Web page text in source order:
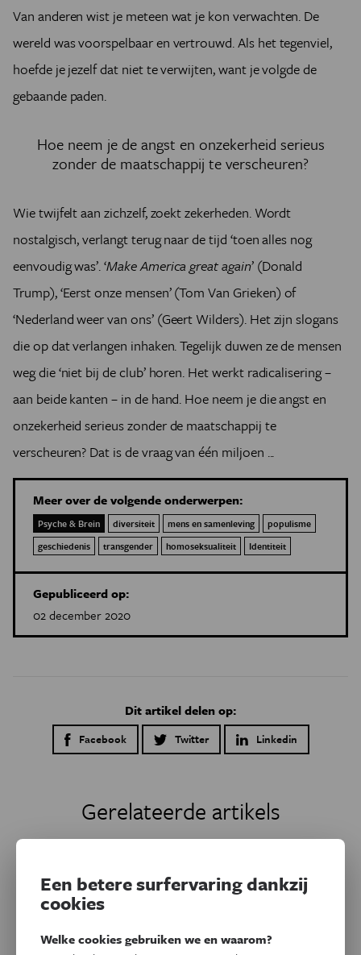
Van anderen wist je meteen wat je kon verwachten. De
wereld was voorspelbaar en vertrouwd. Als het tegenviel,
hoefde je jezelf dat niet te verwijten, want je volgde de
gebaande paden.
Hoe neem je de angst en onzekerheid serieus
zonder de maatschappij te verscheuren?
Wie twijfelt aan zichzelf, zoekt zekerheden. Wordt
nostalgisch, verlangt terug naar de tijd ‘toen alles nog
eenvoudig was’. ‘Make America great again’ (Donald
Trump), ‘Eerst onze mensen’ (Tom Van Grieken) of
‘Nederland weer van ons’ (Geert Wilders). Het zijn slogans
die op dat verlangen inhaken. Tegelijk duwen ze de mensen
weg die ‘niet bij de club’ horen. Het werkt radicalisering –
aan beide kanten – in de hand. Hoe neem je die angst en
onzekerheid serieus zonder de maatschappij te
verscheuren? Dat is de vraag van één miljoen ...
Meer over de volgende onderwerpen:
Psyche & Brein diversiteit mens en samenleving
populisme
geschiedenis
transgender homoseksualiteit Identiteit
Gepubliceerd op:
02 december 2020
Dit artikel delen op:
Facebook Twitter Linkedin
Gerelateerde artikels
Een betere surfervaring dankzij
cookies
Welke cookies gebruiken we en waarom?